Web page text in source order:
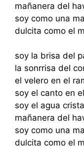
mañanera del
soy como una
dulcita como el
soy la brisa del
la sonrrisa del
el velero en el
soy el canto en
soy el agua
mañanera del
soy como una
dulcita como el